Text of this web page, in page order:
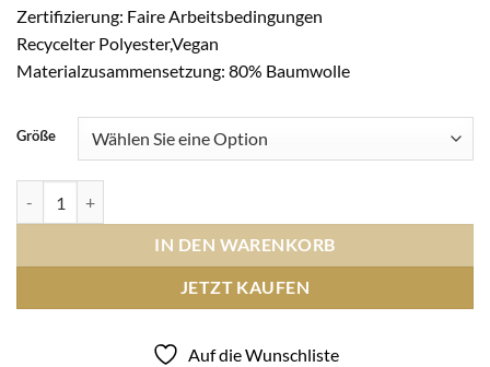
Zertifizierung: Faire Arbeitsbedingungen
Recycelter Polyester,Vegan
Materialzusammensetzung: 80% Baumwolle
Größe
IN DEN WARENKORB
JETZT KAUFEN
Auf die Wunschliste